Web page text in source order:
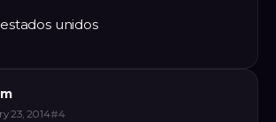
unidos
23, 2014#4